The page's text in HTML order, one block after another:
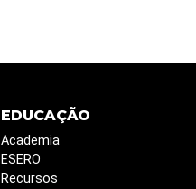
EDUCAÇÃO
Academia
ESERO
Recursos